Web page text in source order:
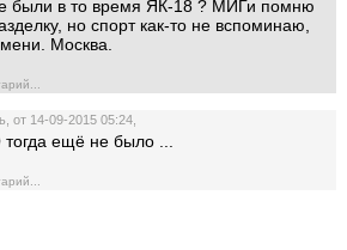
были в то время ЯК-18 ? МИГи помню
но спорт как-то не вспоминаю,
Москва.
от 14-09-2015 05:24,
ещё не было ...